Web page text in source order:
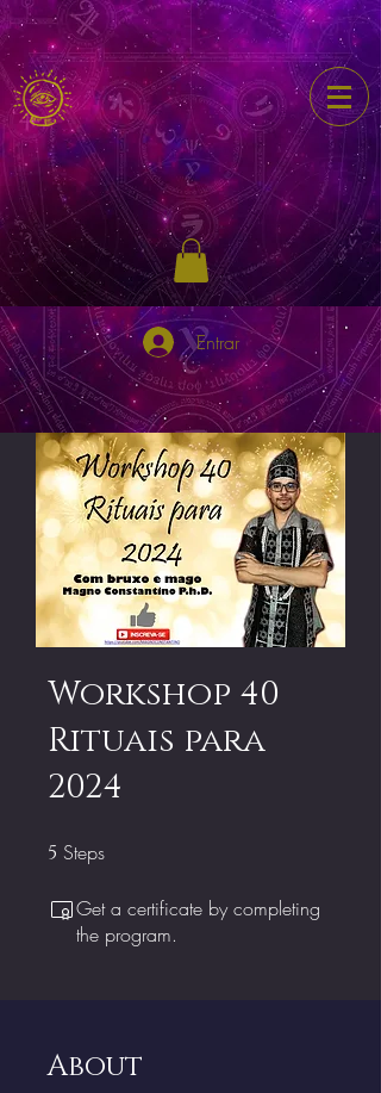
Entrar
Workshop 40
Rituais para
2024
5 Steps
Get a certificate by completing
the program.
About